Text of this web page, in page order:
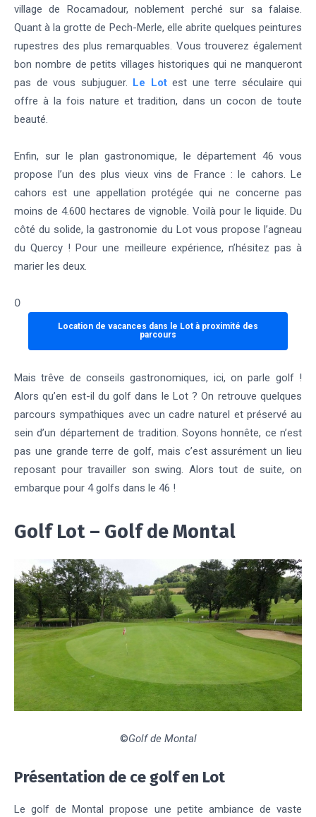
village de Rocamadour, noblement perché sur sa falaise.
Quant à la grotte de Pech-Merle, elle abrite quelques peintures
rupestres des plus remarquables. Vous trouverez également
bon nombre de petits villages historiques qui ne manqueront
pas de vous subjuguer. Le Lotest une terre séculaire qui
offre à la fois nature et tradition, dans un cocon de toute
beauté.
Enfin, sur le plan gastronomique, le département 46 vous
propose l’un des plus vieux vins de France : le cahors. Le
cahors est une appellation protégée qui ne concerne pas
moins de 4.600 hectares de vignoble. Voilà pour le liquide. Du
côté du solide, la gastronomie du Lot vous propose l’agneau
du Quercy ! Pour une meilleure expérience, n’hésitez pas à
marier les deux.
0
Location de vacances dans le Lot à proximité des
parcours
Mais trêve de conseils gastronomiques, ici, on parle golf !
Alors qu’en est-il du golf dans le Lot ? On retrouve quelques
parcours sympathiques avec un cadre naturel et préservé au
sein d’un département de tradition. Soyons honnête, ce n’est
pas une grande terre de golf, mais c’est assurément un lieu
reposant pour travailler son swing. Alors tout de suite, on
embarque pour 4 golfs dans le 46 !
Golf Lot – Golf de Montal
©Golf de Montal
Présentation de ce golf en Lot
Le golf de Montal propose une petite ambiance de vaste